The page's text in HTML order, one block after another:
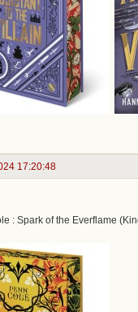
17:20:48
: Spark of the Everflame